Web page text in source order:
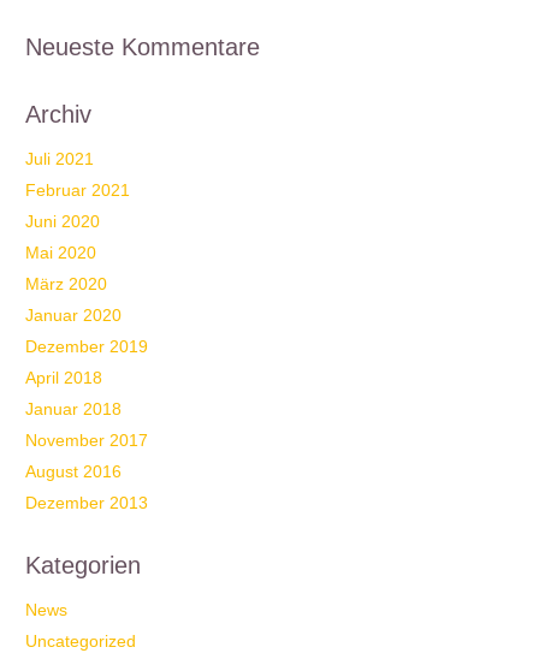
Neueste Kommentare
Archiv
Juli 2021
Februar 2021
Juni 2020
Mai 2020
März 2020
Januar 2020
Dezember 2019
April 2018
Januar 2018
November 2017
August 2016
Dezember 2013
Kategorien
News
Uncategorized